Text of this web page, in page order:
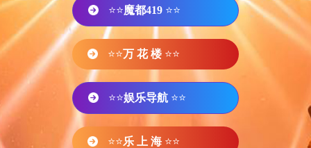
⭐⭐魔都419 ⭐⭐
⭐⭐万 花 楼 ⭐⭐
⭐⭐娱乐导航 ⭐⭐
⭐⭐乐 上 海 ⭐⭐